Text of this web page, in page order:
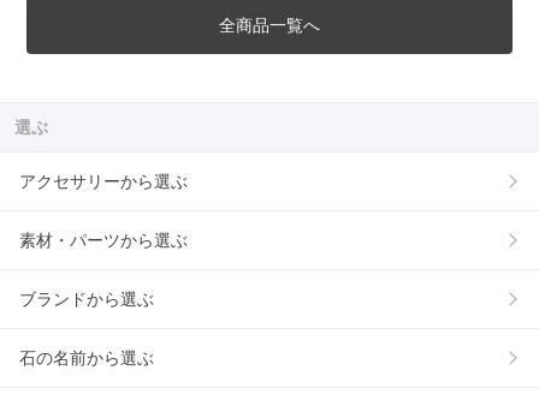
全商品一覧へ
選ぶ
アクセサリーから選ぶ
素材・パーツから選ぶ
ブランドから選ぶ
石の名前から選ぶ